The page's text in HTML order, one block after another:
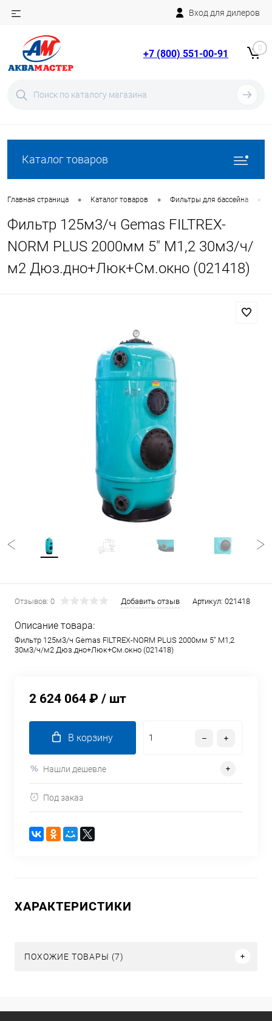
Вход для дилеров
+7 (800) 551-00-91 0
Каталог товаров
Главная страница • Каталог товаров • Фильтры для бассейна •
Фильтр 125м3/ч Gemas FILTREX-
NORM PLUS 2000мм 5" М1,2 30м3/ч/
м2 Дюз.дно+Люк+См.окно (021418)
Отзывов: 0 Добавить отзыв Артикул: 021418
Описание товара:
Фильтр 125м3/ч Gemas FILTREX-NORM PLUS 2000мм 5" М1,2
30м3/ч/м2 Дюз.дно+Люк+См.окно (021418)
2 624 064 ₽ / шт
В корзину
Нашли дешевле
Под заказ
ХАРАКТЕРИСТИКИ
ПОХОЖИЕ ТОВАРЫ (7)